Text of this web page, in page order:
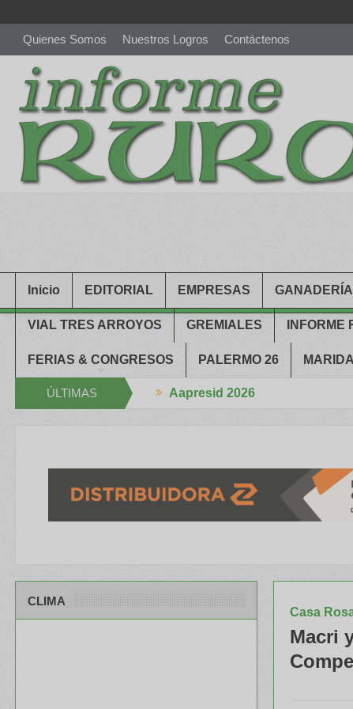
Quienes Somos Nuestros Logros Contáctenos
richardmillereplica is also available with delicate watches for
Inicio EDITORIAL EMPRESAS GANADERÍA
VIAL TRES ARROYOS GREMIALES INFORME
FERIAS & CONGRESOS PALERMO 26
ÚLTIMASAapresid 2026
Casa
Macri
CLIMA